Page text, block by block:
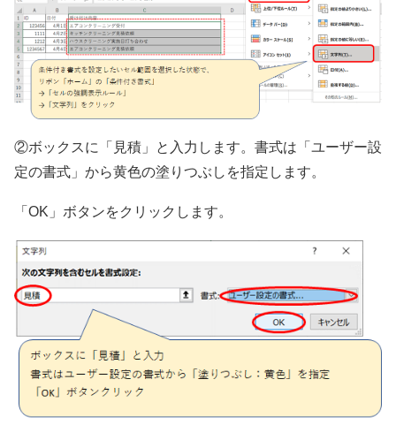
②ボックスに「見積」と入力します。書式は「ユーザー設
定の書式」から黄色の塗りつぶしを指定します。
「OK」ボタンをクリックします。